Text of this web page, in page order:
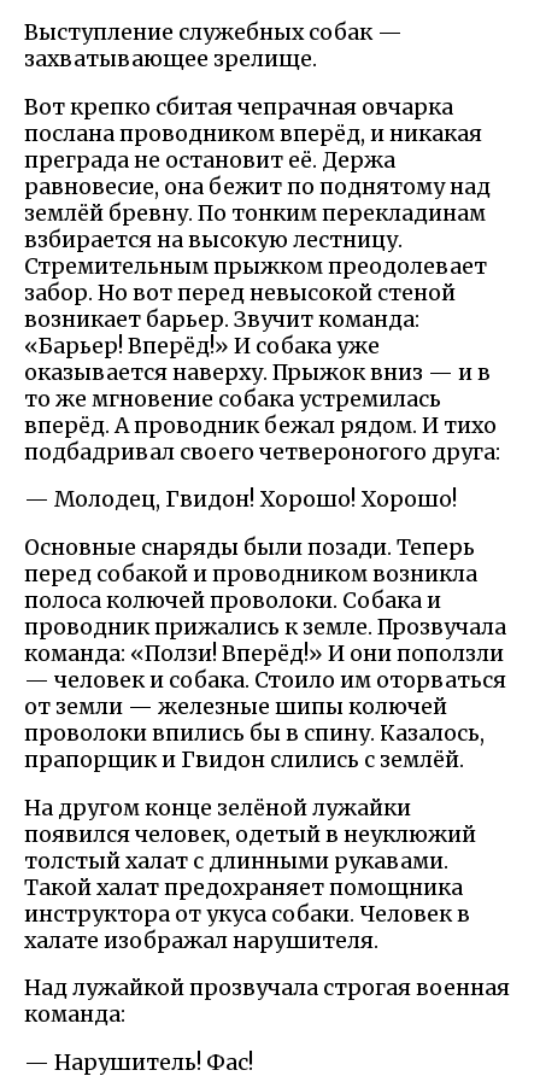
Выступление служебных собак —
захватывающее зрелище.
Вот крепко сбитая чепрачная овчарка
послана проводником вперёд, и никакая
преграда не остановит её. Держа
равновесие, она бежит по поднятому над
землёй бревну. По тонким перекладинам
взбирается на высокую лестницу.
Стремительным прыжком преодолевает
забор. Но вот перед невысокой стеной
возникает барьер. Звучит команда:
«Барьер! Вперёд!» И собака уже
оказывается наверху. Прыжок вниз — и в
то же мгновение собака устремилась
вперёд. А проводник бежал рядом. И тихо
подбадривал своего четвероногого друга:
— Молодец, Гвидон! Хорошо! Хорошо!
Основные снаряды были позади. Теперь
перед собакой и проводником возникла
полоса колючей проволоки. Собака и
проводник прижались к земле. Прозвучала
команда: «Ползи! Вперёд!» И они поползли
— человек и собака. Стоило им оторваться
от земли — железные шипы колючей
проволоки впились бы в спину. Казалось,
прапорщик и Гвидон слились с землёй.
На другом конце зелёной лужайки
появился человек, одетый в неуклюжий
толстый халат с длинными рукавами.
Такой халат предохраняет помощника
инструктора от укуса собаки. Человек в
халате изображал нарушителя.
Над лужайкой прозвучала строгая военная
команда:
— Нарушитель! Фас!